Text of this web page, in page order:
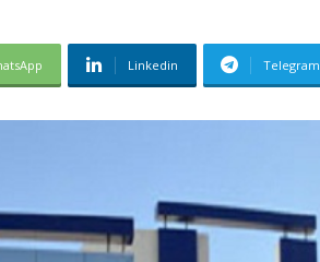
Linkedin Telegram